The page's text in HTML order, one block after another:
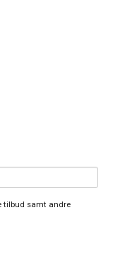
tilbud samt andre